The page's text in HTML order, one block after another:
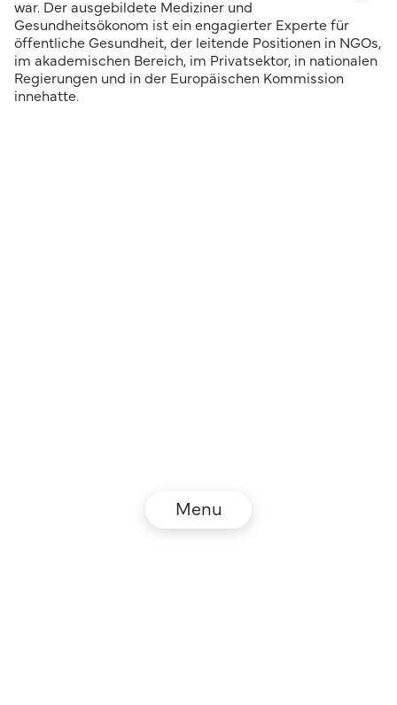
Menu
war. Der ausgebildete Mediziner und
Gesundheitsökonom ist ein engagierter Experte für
öffentliche Gesundheit, der leitende Positionen in NGOs,
im akademischen Bereich, im Privatsektor, in nationalen
Regierungen und in der Europäischen Kommission
innehatte.